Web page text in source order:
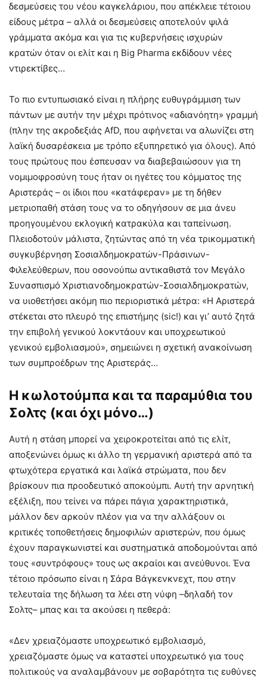
δεσμεύσεις του νέου καγκελάριου, που απέκλειε τέτοιου
είδους μέτρα – αλλά οι δεσμεύσεις αποτελούν ψιλά
γράμματα ακόμα και για τις κυβερνήσεις ισχυρών
κρατών όταν οι ελίτ και η Big Pharma εκδίδουν νέες
ντιρεκτίβες…
Το πιο εντυπωσιακό είναι η πλήρης ευθυγράμμιση των
πάντων με αυτήν την μέχρι πρότινος «αδιανόητη» γραμμή
(πλην της ακροδεξιάς AfD, που αφήνεται να αλωνίζει στη
λαϊκή δυσαρέσκεια με τρόπο εξυπηρετικό για όλους). Από
τους πρώτους που έσπευσαν να διαβεβαιώσουν για τη
νομιμοφροσύνη τους ήταν οι ηγέτες του κόμματος της
Αριστεράς – οι ίδιοι που «κατάφεραν» με τη δήθεν
μετριοπαθή στάση τους να το οδηγήσουν σε μια άνευ
προηγουμένου εκλογική κατρακύλα και ταπείνωση.
Πλειοδοτούν μάλιστα, ζητώντας από τη νέα τρικομματική
συγκυβέρνηση Σοσιαλδημοκρατών-Πράσινων-
Φιλελεύθερων, που οσονούπω αντικαθιστά τον Μεγάλο
Συνασπισμό Χριστιανοδημοκρατών-Σοσιαλδημοκρατών,
να υιοθετήσει ακόμη πιο περιοριστικά μέτρα: «Η Αριστερά
στέκεται στο πλευρό της επιστήμης (sic!) και γι’ αυτό ζητά
την επιβολή γενικού λοκντάουν και υποχρεωτικού
γενικού εμβολιασμού», σημειώνει η σχετική ανακοίνωση
των συμπροέδρων της Αριστεράς…
Η κωλοτούμπα και τα παραμύθια του
Σολτς (και όχι μόνο…)
Αυτή η στάση μπορεί να χειροκροτείται από τις ελίτ,
αποξενώνει όμως κι άλλο τη γερμανική αριστερά από τα
φτωχότερα εργατικά και λαϊκά στρώματα, που δεν
βρίσκουν πια προοδευτικό αποκούμπι. Αυτή την αρνητική
εξέλιξη, που τείνει να πάρει πάγια χαρακτηριστικά,
μάλλον δεν αρκούν πλέον για να την αλλάξουν οι
κριτικές τοποθετήσεις δημοφιλών αριστερών, που όμως
έχουν παραγκωνιστεί και συστηματικά αποδομούνται από
τους «συντρόφους» τους ως ακραίοι και ανεύθυνοι. Ένα
τέτοιο πρόσωπο είναι η Σάρα Βάγκενκνεχτ, που στην
τελευταία της δήλωση τα λέει στη νύφη –δηλαδή τον
Σολτς– μπας και τα ακούσει η πεθερά:
«Δεν χρειαζόμαστε υποχρεωτικό εμβολιασμό,
χρειαζόμαστε όμως να καταστεί υποχρεωτικό για τους
πολιτικούς να αναλαμβάνουν με σοβαρότητα τις ευθύνες